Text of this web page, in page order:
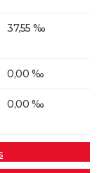
37,55 ‰
0,00 ‰
0,00 ‰